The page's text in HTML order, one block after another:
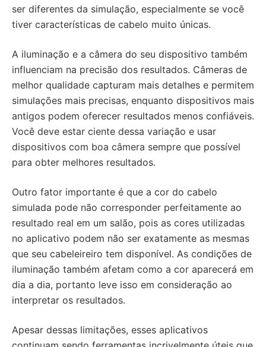
ser diferentes da simulação, especialmente se você
tiver características de cabelo muito únicas.
A iluminação e a câmera do seu dispositivo também
influenciam na precisão dos resultados. Câmeras de
melhor qualidade capturam mais detalhes e permitem
simulações mais precisas, enquanto dispositivos mais
antigos podem oferecer resultados menos confiáveis.
Você deve estar ciente dessa variação e usar
dispositivos com boa câmera sempre que possível
para obter melhores resultados.
Outro fator importante é que a cor do cabelo
simulada pode não corresponder perfeitamente ao
resultado real em um salão, pois as cores utilizadas
no aplicativo podem não ser exatamente as mesmas
que seu cabeleireiro tem disponível. As condições de
iluminação também afetam como a cor aparecerá em
dia a dia, portanto leve isso em consideração ao
interpretar os resultados.
Apesar dessas limitações, esses aplicativos